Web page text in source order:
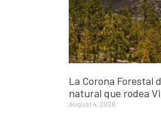
La Corona Forestal
natural que rodea
August 4, 2026